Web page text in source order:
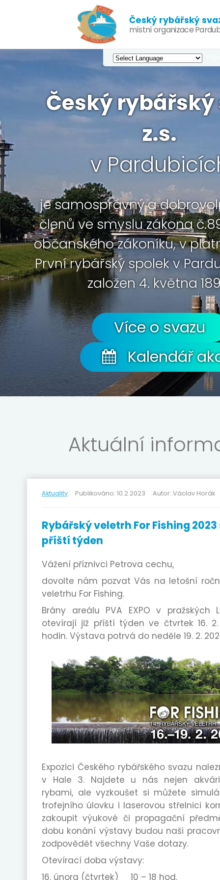
Český rybářský
místní organizace
Český rybářský
z.s.
v
je samosprávný a
členů ve smyslu zákona
občanského zákoníku, v
První rybářský spolek v
založen 4. května
Více o svazu
Kalendář
Aktuální
Aktuality Publikováno: 10.2.2023 Autor: Václav Horák
Rybářský veletrh For Fishing
příští týden
Vážení příznivci Petrova cechu,
dovolte nám pozvat Vás na letošní
veletrhu For Fishing.
Brány areálu PVA EXPO v pražských
otevírají již příští týden ve čtvrtek 16. 2.
hodin. Výstava potrvá do neděle 19. 2.
Expozici Českého rybářského svazu
v Hale 3. Najdete u nás nejen
rybami, ale vyzkoušet si můžete
trofejního úlovku i laserovou střelnici
zakoupit výukové či propagační
dobu konání výstavy budou naši
zodpovědět všechny Vaše dotazy.
Otevírací doba výstavy:
16. února (čtvrtek) 10 – 18 hod.